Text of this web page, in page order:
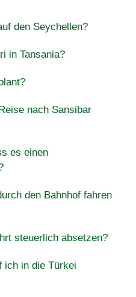
den Seychellen?
in Tansania?
nach Sansibar
es einen
den Bahnhof fahren
steuerlich absetzen?
ich in die Türkei